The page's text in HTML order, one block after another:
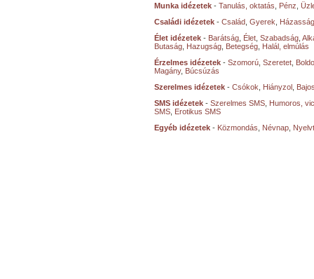
Munka idézetek - Tanulás, oktatás Pénz
Családi idézetek - Család Gyerek
Élet idézetek - Barátság Élet Szabadság
Butaság Hazugság Betegség Halál, elmúlás
Érzelmes idézetek - Szomorú Szeretet
Magány, Búcsúzás
Szerelmes idézetek - Csókok Hiányzol
SMS idézetek - Szerelmes SMS Humoros,
SMS Erotikus SMS
Egyéb idézetek - Közmondás Névnap